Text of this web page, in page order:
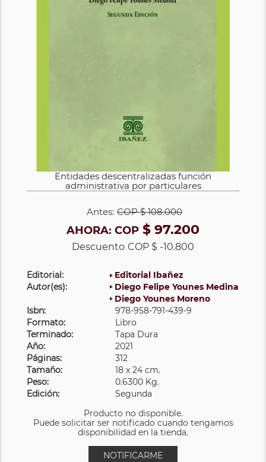
Entidades descentralizadas función
administrativa por particulares
Antes: COP$ 108.000
AHORA: COP $ 97.200
Descuento COP $ -10.800
Editorial:
Editorial Ibañez
Autor(es):
Diego Felipe Younes Medina
Diego Younes Moreno
Isbn:
978-958-791-439-9
Formato:
Libro
Terminado:
Tapa Dura
Año:
2021
Páginas:
312
Tamaño:
18 x 24 cm.
Peso:
0.6300 Kg.
Edición:
Segunda
Producto no disponible.
Puede solicitar ser notificado cuando tengamos
disponibilidad en la tienda.
NOTIFICARME